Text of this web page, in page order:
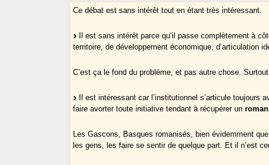
Ce débat est sans intérêt tout en étant très intéressant.
Il est sans intérêt parce qu’il passe complètement à
territoire, de développement économique, d’articulation
C’est ça le fond du problème, et pas autre chose.
Il est intéressant car l’institutionnel s’articule toujours
faire avorter toute initiative tendant à récupérer un
Les Gascons, Basques romanisés, bien évidemment
les gens, les faire se sentir de quelque part. Et il n’est